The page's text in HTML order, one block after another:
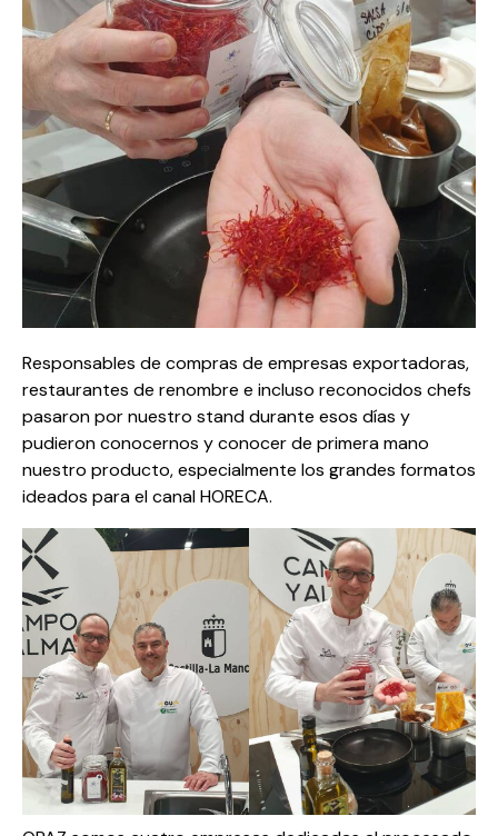
Responsables de compras de empresas exportadoras,
restaurantes de renombre e incluso reconocidos chefs
pasaron por nuestro stand durante esos días y
pudieron conocernos y conocer de primera mano
nuestro producto, especialmente los grandes formatos
ideados para el canal HORECA.